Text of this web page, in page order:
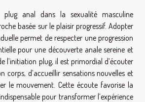
plug anal dans la sexualité masculine
basée sur le plaisir progressif. Adopter
permet de respecter une progression
pour une découverte anale sereine et
l’initiation plug, il est primordial d’écouter
corps, d’accueillir sensations nouvelles et
le mouvement. Cette écoute favorise la
pour transformer l’expérience